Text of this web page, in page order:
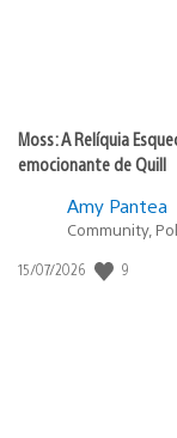
Moss: A Relíquia
emocionante de Quill
Amy Pantea
Community,
Data
15/07/2026 9